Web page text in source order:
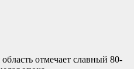
отмечает славный 80-